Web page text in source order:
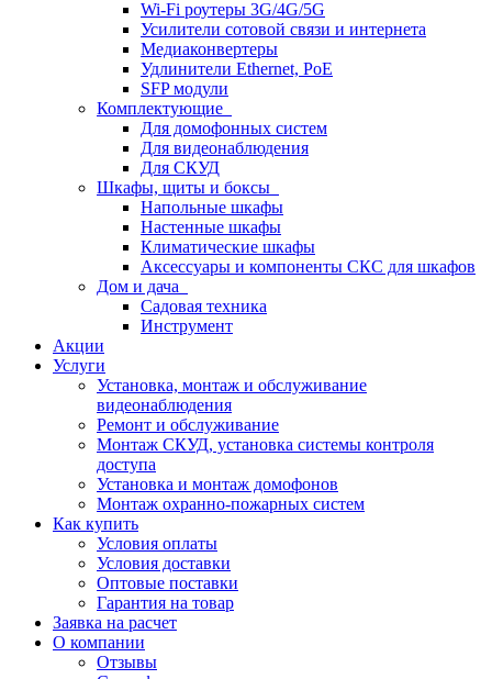
Wi-Fi роутеры 3G/4G/5G
Усилители сотовой связи и интернета
Медиаконвертеры
Удлинители Ethernet, PoE
SFP модули
Комплектующие
Для домофонных систем
Для видеонаблюдения
Для СКУД
Шкафы, щиты и боксы
Напольные шкафы
Настенные шкафы
Климатические шкафы
Аксессуары и компоненты СКС для шкафов
Дом и дача
Садовая техника
Инструмент
Акции
Услуги
Установка, монтаж и обслуживание
видеонаблюдения
Ремонт и обслуживание
Монтаж СКУД, установка системы контроля
доступа
Установка и монтаж домофонов
Монтаж охранно-пожарных систем
Как купить
Условия оплаты
Условия доставки
Оптовые поставки
Гарантия на товар
Заявка на расчет
О компании
Отзывы